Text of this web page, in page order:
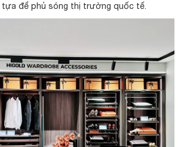
tựa để phủ sóng thị trường quốc tế.